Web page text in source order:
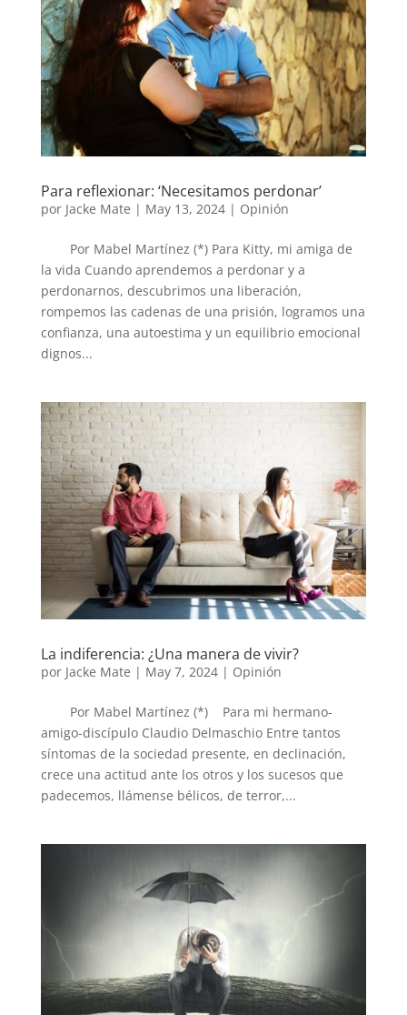
Para reflexionar: ‘Necesitamos perdonar’
por Jacke Mate | May 13, 2024| Opinión
Por Mabel Martínez (*) Para Kitty, mi amiga de
la vida Cuando aprendemos a perdonar y a
perdonarnos, descubrimos una liberación,
rompemos las cadenas de una prisión, logramos una
confianza, una autoestima y un equilibrio emocional
dignos...
La indiferencia: ¿Una manera de vivir?
por Jacke Mate | May 7, 2024| Opinión
Por Mabel Martínez (*) Para mi hermano-
amigo-discípulo Claudio Delmaschio Entre tantos
síntomas de la sociedad presente, en declinación,
crece una actitud ante los otros y los sucesos que
padecemos, llámense bélicos, de terror,...